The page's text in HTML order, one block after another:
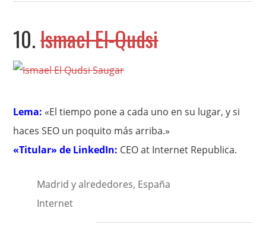
10.Ismael El-Qudsi
Lema: «El tiempo pone a cada uno en su lugar, y si
haces SEO un poquito más arriba.»
«Titular» de LinkedIn: CEO at Internet Republica.
Madrid y alrededores, España
Internet